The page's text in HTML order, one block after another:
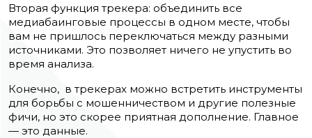
Вторая функция трекера: объединить все
медиабаинговые процессы в одном месте, чтобы
вам не пришлось переключаться между разными
источниками. Это позволяет ничего не упустить во
время анализа.
Конечно, в трекерах можно встретить инструменты
для борьбы с мошенничеством и другие полезные
фичи, но это скорее приятная дополнение. Главное
— это данные.